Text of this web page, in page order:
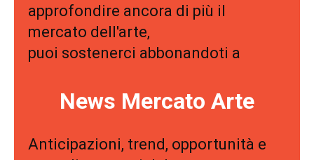
approfondire ancora di più il
mercato dell'arte,
puoi sostenerci abbonandoti a
News Mercato Arte
Anticipazioni, trend, opportunità e